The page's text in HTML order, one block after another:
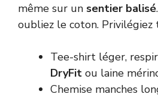
même sur un sentier balisé
oubliez le coton. Privilégiez
Tee-shirt léger,
DryFit ou laine
Chemise manches